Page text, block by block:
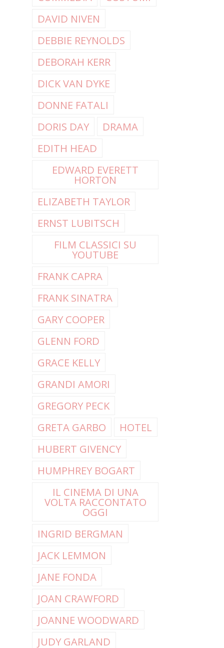
DAVID NIVEN
DEBBIE REYNOLDS
DEBORAH KERR
DICK VAN DYKE
DONNE FATALI
DORIS DAY
DRAMA
EDITH HEAD
EDWARD EVERETT
HORTON
ELIZABETH TAYLOR
ERNST LUBITSCH
FILM CLASSICI SU
YOUTUBE
FRANK CAPRA
FRANK SINATRA
GARY COOPER
GLENN FORD
GRACE KELLY
GRANDI AMORI
GREGORY PECK
GRETA GARBO
HOTEL
HUBERT GIVENCY
HUMPHREY BOGART
IL CINEMA DI UNA
VOLTA RACCONTATO
OGGI
INGRID BERGMAN
JACK LEMMON
JANE FONDA
JOAN CRAWFORD
JOANNE WOODWARD
JUDY GARLAND